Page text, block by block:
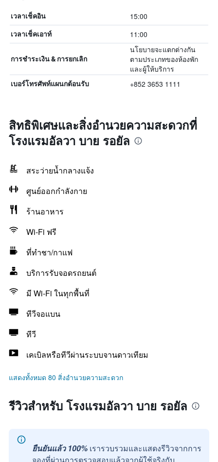
เวลาเช็คอิน 15:00
เวลาเช็คเอาท์ 11:00
การชำระเงิน & การยกเลิก
นโยบายจะแตกต่างกัน
ตามประเภทของห้องพัก
และผู้ให้บริการ
เบอร์โทรศัพท์แผนกต้อนรับ +852 3653 1111
สิทธิพิเศษและสิ่งอำนวยความสะดวกที่
โรงแรมอัลวา บาย รอยัล
สระว่ายน้ำกลางแจ้ง
ศูนย์ออกกำลังกาย
ร้านอาหาร
Wi-Fi ฟรี
ที่ทำชา/กาแฟ
บริการรับจอดรถยนต์
มี Wi-Fi ในทุกพื้นที่
ทีวีจอแบน
ทีวี
เคเบิลหรือทีวีผ่านระบบจานดาวเทียม
แสดงทั้งหมด 80 สิ่งอำนวยความสะดวก
รีวิวสำหรับ โรงแรมอัลวา บาย รอยัล
ยืนยันแล้ว 100% เรารวบรวมและแสดงรีวิวจากการ